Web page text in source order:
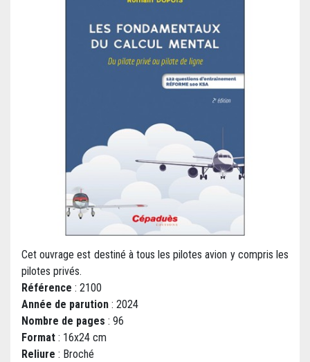
Cet ouvrage est destiné à tous les pilotes avion y compris les
pilotes privés.
Référence : 2100
Année de parution : 2024
Nombre de pages : 96
Format : 16x24 cm
Reliure : Broché